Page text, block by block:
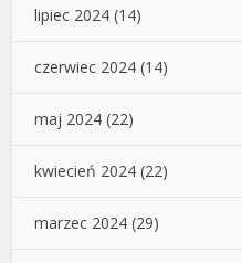
lipiec 2024 (14)
czerwiec 2024 (14)
maj 2024 (22)
kwiecień 2024 (22)
marzec 2024 (29)